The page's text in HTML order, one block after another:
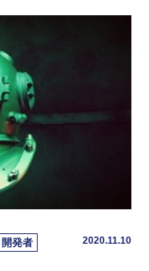
開発者
2020.11.10